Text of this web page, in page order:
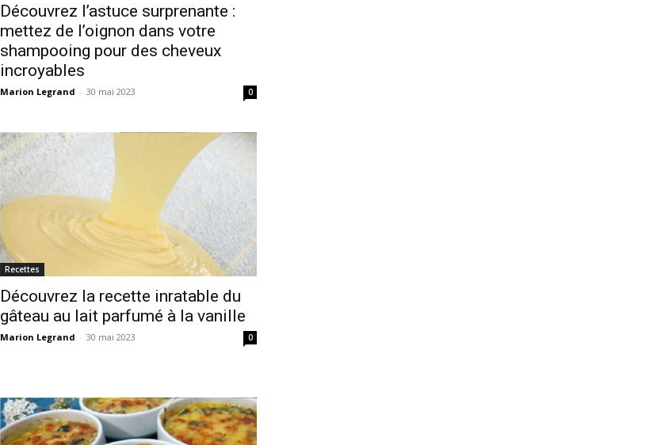
Découvrez l’astuce surprenante :
mettez de l’oignon dans votre
shampooing pour des cheveux
incroyables
Marion Legrand - 30 mai 2023 0
Recettes
Découvrez la recette inratable du
gâteau au lait parfumé à la vanille
Marion Legrand - 30 mai 2023 0